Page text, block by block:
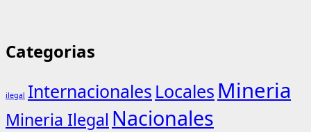
Categorias
ilegal Internacionales Locales Mineria
Mineria Ilegal Nacionales